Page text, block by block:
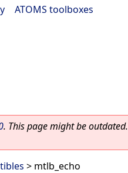
ATOMS toolboxes
. This page might be outdated.
> mtlb_echo